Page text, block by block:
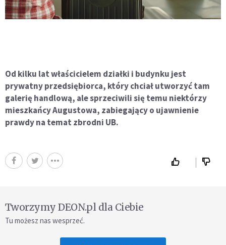
Od kilku lat właścicielem działki i budynku jest
prywatny przedsiębiorca, który chciał utworzyć tam
galerię handlową, ale sprzeciwili się temu niektórzy
mieszkańcy Augustowa, zabiegający o ujawnienie
prawdy na temat zbrodni UB.
Tworzymy DEON.pl dla Ciebie
Tu możesz nas wesprzeć.